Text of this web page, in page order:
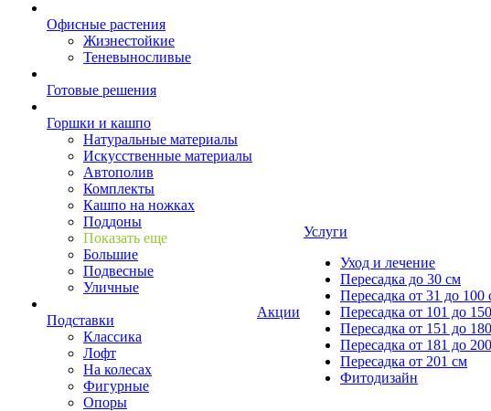
Офисные растения
Жизнестойкие
Теневыносливые
Готовые решения
Горшки и кашпо
Натуральные материалы
Искусственные материалы
Автополив
Комплекты
Кашпо на ножках
Поддоны
Показать еще
Большие
Подвесные
Уличные
Подставки
Классика
Лофт
На колесах
Фигурные
Опоры
Акции
Услуги
Уход и лечение
Пересадка до 30 см
Пересадка от 31 до 100
Пересадка от 101 до
Пересадка от 151 до
Пересадка от 181 до
Пересадка от 201 см
Фитодизайн